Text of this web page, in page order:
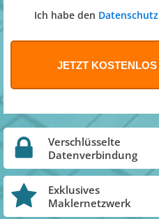
Ich habe den Datenschutz
Verschlüsselte
Datenverbindung
Exklusives
Maklernetzwerk